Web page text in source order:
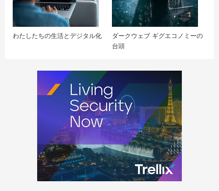
わたしたちの生活とデジタル化
ダークウェブ ギグエコノミーの
台頭